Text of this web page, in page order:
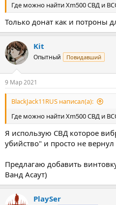
Где можно найти Xm500 СВД и
Только донат как и потроны
Kit
Опытный Повидавший
9 Мар 2021
BlackJack11RUS написал(а):
Где можно найти Xm500 СВД и
Я использую СВД которое
убийство" и просто не вернул
Предлагаю добавить
Ванд Асаут)
PlaySer